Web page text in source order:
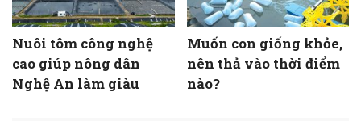
Nuôi tôm công nghệ
cao giúp nông dân
Nghệ An làm giàu
Muốn con giống khỏe,
nên thả vào thời điểm
nào?